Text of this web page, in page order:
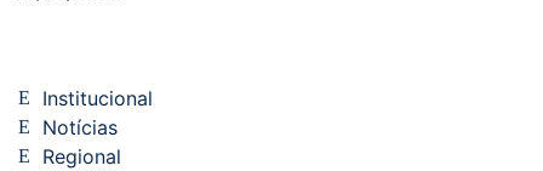
Institucional
Notícias
Regional